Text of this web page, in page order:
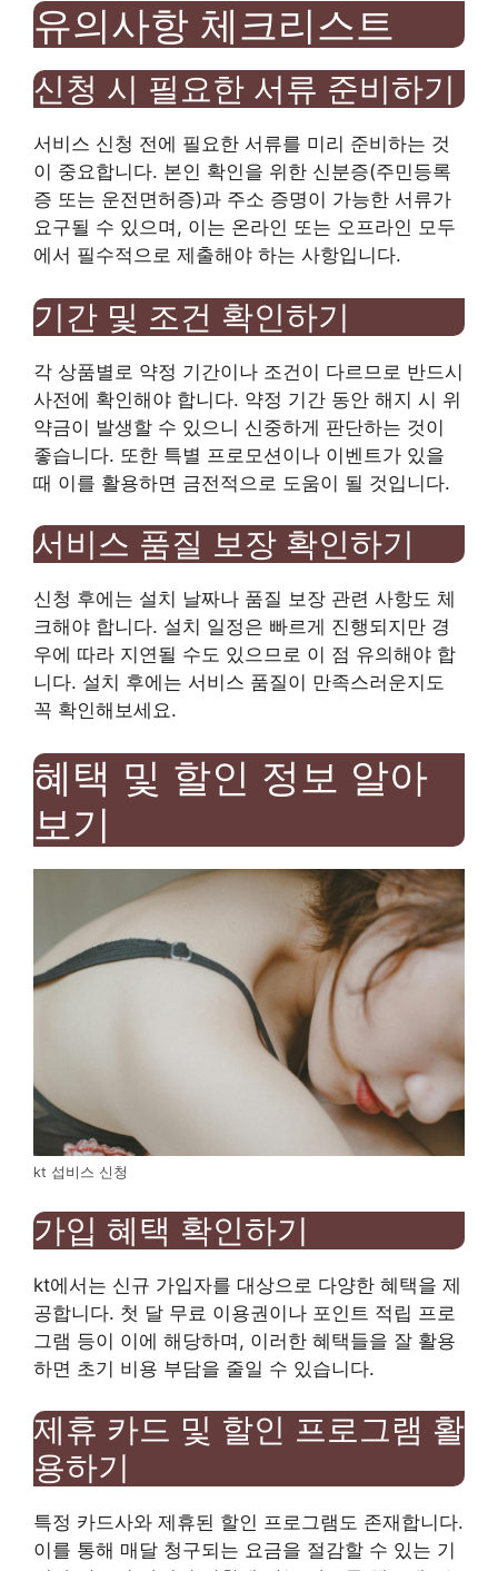
유의사항 체크리스트
신청 시 필요한 서류 준비하기
서비스 신청 전에 필요한 서류를 미리 준비하는 것
이 중요합니다. 본인 확인을 위한 신분증(주민등록
증 또는 운전면허증)과 주소 증명이 가능한 서류가
요구될 수 있으며, 이는 온라인 또는 오프라인 모두
에서 필수적으로 제출해야 하는 사항입니다.
기간 및 조건 확인하기
각 상품별로 약정 기간이나 조건이 다르므로 반드시
사전에 확인해야 합니다. 약정 기간 동안 해지 시 위
약금이 발생할 수 있으니 신중하게 판단하는 것이
좋습니다. 또한 특별 프로모션이나 이벤트가 있을
때 이를 활용하면 금전적으로 도움이 될 것입니다.
서비스 품질 보장 확인하기
신청 후에는 설치 날짜나 품질 보장 관련 사항도 체
크해야 합니다. 설치 일정은 빠르게 진행되지만 경
우에 따라 지연될 수도 있으므로 이 점 유의해야 합
니다. 설치 후에는 서비스 품질이 만족스러운지도
꼭 확인해보세요.
혜택 및 할인 정보 알아
보기
kt 섭비스 신청
가입 혜택 확인하기
kt에서는 신규 가입자를 대상으로 다양한 혜택을 제
공합니다. 첫 달 무료 이용권이나 포인트 적립 프로
그램 등이 이에 해당하며, 이러한 혜택들을 잘 활용
하면 초기 비용 부담을 줄일 수 있습니다.
제휴 카드 및 할인 프로그램 활
용하기
특정 카드사와 제휴된 할인 프로그램도 존재합니다.
이를 통해 매달 청구되는 요금을 절감할 수 있는 기